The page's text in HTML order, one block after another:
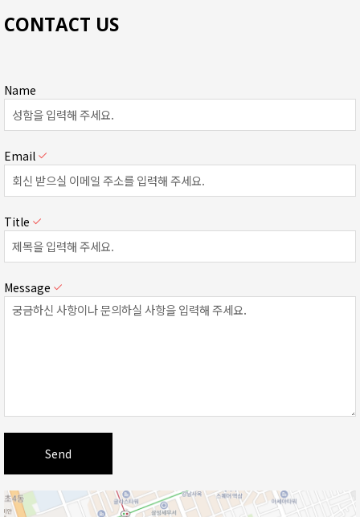
CONTACT US
Name
Email
Title
Message
Send